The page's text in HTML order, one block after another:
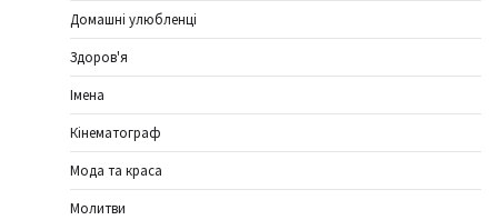
Домашні улюбленці
Здоров'я
Імена
Кінематограф
Мода та краса
Молитви